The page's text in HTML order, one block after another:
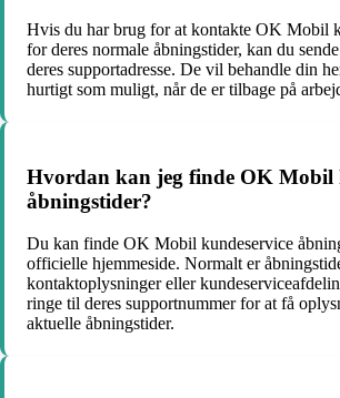
Hvis du har brug for at kontakte OK Mobil
for deres normale åbningstider, kan du
deres supportadresse. De vil behandle din
hurtigt som muligt, når de er tilbage på
Hvordan kan jeg finde OK Mobil
åbningstider?
Du kan finde OK Mobil kundeservice
officielle hjemmeside. Normalt er
kontaktoplysninger eller
ringe til deres supportnummer for at få
aktuelle åbningstider.